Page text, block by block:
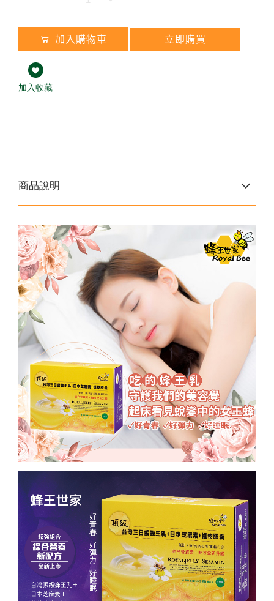
下殺33折✦父親節尊享組
第2件7折起✦頂級蜂蜜系列
熱銷禮盒250元起✦中秋獻禮組
買大送小✦陳釀蜂蜜醋
龍眼蜜｜國際三星認證
百花蜜
陳釀蜂蜜醋
加入購物車 立即購買
加入收藏
商品說明